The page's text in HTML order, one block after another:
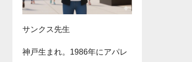
サンクス先生
神戸生まれ。1986年にアパレ